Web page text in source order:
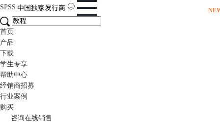
SPSS
首页
产品
下载
学生专享
帮助中心
经销商招募
行业案例
购买
咨询在线销售